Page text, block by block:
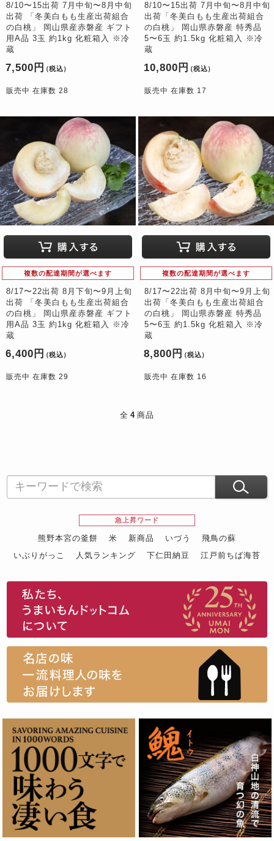
8/10〜15出荷 7月中旬〜8月中旬
出荷 「冬美白もも生産出荷組合
の白桃」 岡山県産赤磐産 ギフト
用A品 3玉 約1kg 化粧箱入 ※冷
蔵
7,500円 （税込）
販売中 在庫数 28
8/10〜15出荷 7月中旬〜8月中旬
出荷「冬美白もも生産出荷組合
の白桃」 岡山県赤磐産 特秀品
5〜6玉 約1.5kg 化粧箱入 ※冷
蔵
10,800円 （税込）
販売中 在庫数 17
複数の配達期間が選べます
8/17〜22出荷 8月下旬〜9月上旬
出荷 「冬美白もも生産出荷組合
の白桃」 岡山県産赤磐産 ギフト
用A品 3玉 約1kg 化粧箱入 ※冷
蔵
6,400円 （税込）
販売中 在庫数 29
複数の配達期間が選べます
8/17〜22出荷 8月中旬〜9月上旬
出荷「冬美白もも生産出荷組合
の白桃」 岡山県赤磐産 特秀品
5〜6玉 約1.5kg 化粧箱入 ※冷
蔵
8,800円 （税込）
販売中 在庫数 16
全 4 商品
急上昇ワード
熊野本宮の釜餅 米 新商品 いづう
飛鳥の蘇
いぶりがっこ
人気ランキング 下仁田納豆
江戸前ちば海苔